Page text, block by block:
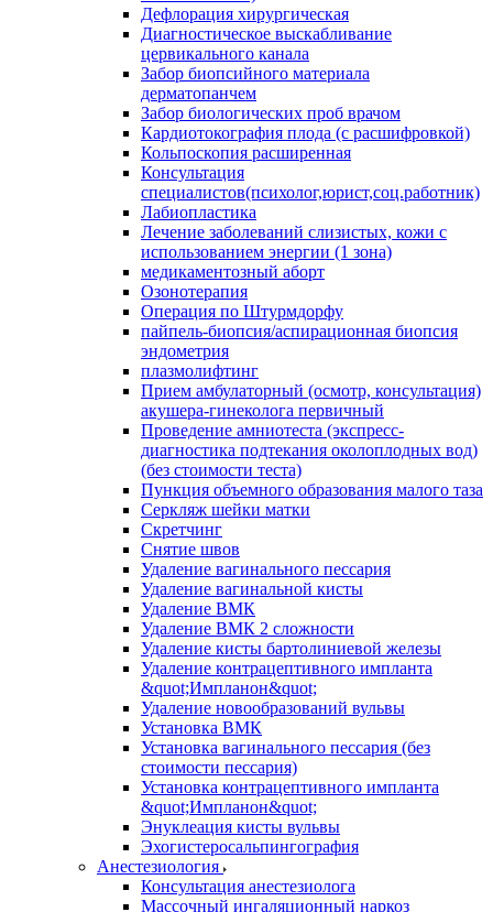
Дефлорация хирургическая
Диагностическое выскабливание
цервикального канала
Забор биопсийного материала
дерматопанчем
Забор биологических проб врачом
Кардиотокография плода (с расшифровкой)
Кольпоскопия расширенная
Консультация
специалистов(психолог,юрист,соц.работник)
Лабиопластика
Лечение заболеваний слизистых, кожи с
использованием энергии (1 зона)
медикаментозный аборт
Озонотерапия
Операция по Штурмдорфу
пайпель-биопсия/аспирационная биопсия
эндометрия
плазмолифтинг
Прием амбулаторный (осмотр, консультация)
акушера-гинеколога первичный
Проведение амниотеста (экспресс-
диагностика подтекания околоплодных вод)
(без стоимости теста)
Пункция объемного образования малого таза
Серкляж шейки матки
Скретчинг
Снятие швов
Удаление вагинального пессария
Удаление вагинальной кисты
Удаление ВМК
Удаление ВМК 2 сложности
Удаление кисты бартолиниевой железы
Удаление контрацептивного импланта
&quot;Импланон&quot;
Удаление новообразований вульвы
Установка ВМК
Установка вагинального пессария (без
стоимости пессария)
Установка контрацептивного импланта
&quot;Импланон&quot;
Энуклеация кисты вульвы
Эхогистеросальпингография
Анестезиология
Консультация анестезиолога
Массочный ингаляционный наркоз